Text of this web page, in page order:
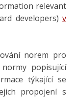
relevant
developers) v
norem pro
popisující
týkající se
propojení s